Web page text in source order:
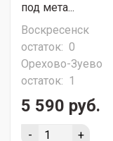
под мета...
Воскресенск
остаток: 0
Орехово-Зуево
остаток: 1
5 590 руб.
- +